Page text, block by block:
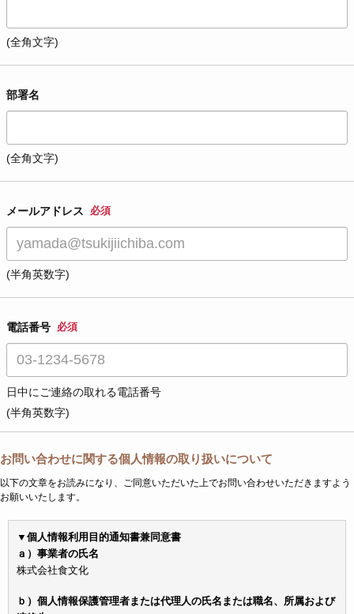
(全角文字)
部署名
(全角文字)
メールアドレス 必須
(半角英数字)
電話番号 必須
日中にご連絡の取れる電話番号
(半角英数字)
お問い合わせに関する個人情報の取り扱いについて
以下の文章をお読みになり、ご同意いただいた上でお問い合わせいただきますよう
お願いいたします。
▼個人情報利用目的通知書兼同意書
ａ）事業者の氏名
株式会社食文化
ｂ）個人情報保護管理者または代理人の氏名または職名、所属および